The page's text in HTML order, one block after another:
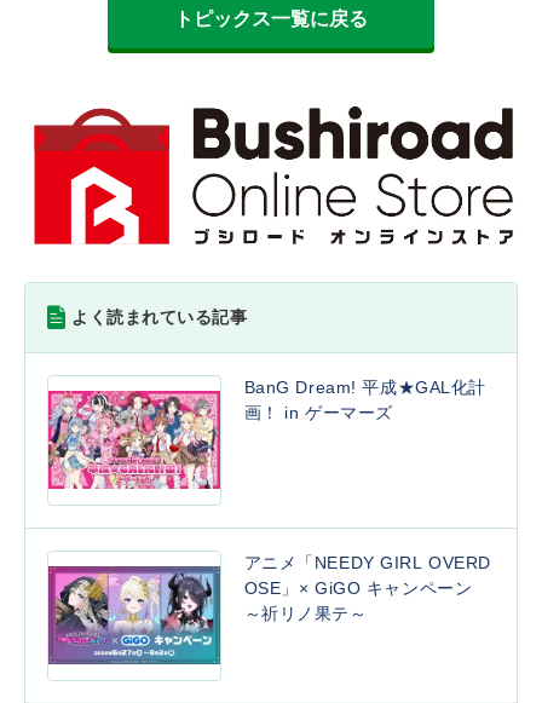
トピックス一覧に戻る
よく読まれている記事
BanG Dream! 平成★GAL化計
画！ in ゲーマーズ
アニメ「NEEDY GIRL OVERD
OSE」× GiGO キャンペーン
～祈リノ果テ～